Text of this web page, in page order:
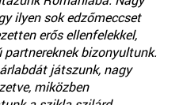
ilyen sok edzőmeccset
erős ellenfelekkel,
bizonyultunk.
játszunk, nagy
miközben